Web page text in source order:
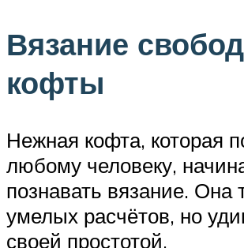
Вязание
кофты
Нежная кофта, которая
любому человеку,
познавать вязание. Она
умелых расчётов, но
своей простотой.